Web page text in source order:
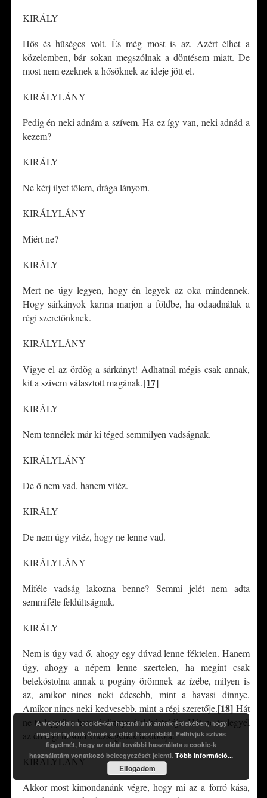
KIRÁLY
Hős és hűséges volt. És még most is az. Azért élhet a
közelemben, bár sokan megszólnak a döntésem miatt. De
most nem ezeknek a hősöknek az ideje jött el.
KIRÁLYLÁNY
Pedig én neki adnám a szívem. Ha ez így van, neki adnád a
kezem?
KIRÁLY
Ne kérj ilyet tőlem, drága lányom.
KIRÁLYLÁNY
Miért ne?
KIRÁLY
Mert ne úgy legyen, hogy én legyek az oka mindennek.
Hogy sárkányok karma marjon a földbe, ha odaadnálak a
régi szeretőnknek.
KIRÁLYLÁNY
Vigye el az ördög a sárkányt! Adhatnál mégis csak annak,
kit a szívem választott magának.[17]
KIRÁLY
Nem tennélek már ki téged semmilyen vadságnak.
KIRÁLYLÁNY
De ő nem vad, hanem vitéz.
KIRÁLY
De nem úgy vitéz, hogy ne lenne vad.
KIRÁLYLÁNY
Miféle vadság lakozna benne? Semmi jelét nem adta
semmiféle feldúltságnak.
KIRÁLY
Nem is úgy vad ő, ahogy egy dúvad lenne féktelen. Hanem
úgy, ahogy a népem lenne szertelen, ha megint csak
belekóstolna annak a pogány örömnek az ízébe, milyen is
az, amikor nincs neki édesebb, mint a havasi dinnye.
Amikor nincs neki kedvesebb, mint a régi szeretője.[18] Hát
ne te legyél a havasi dinnye étekkóstolója. Hát ne te legyél
az én régi hősöm vitézségének hódolója.
KIRÁLYLÁNY
Akkor most kimondanánk végre, hogy mi az a forró kása,
A weboldalon cookie-kat használunk annak érdekében, hogy
megkönnyítsük Önnek az oldal használatát. Felhívjuk szíves
figyelmét, hogy az oldal további használata a cookie-k
használatára vonatkozó beleegyezését jelenti.Több információ...
Elfogadom